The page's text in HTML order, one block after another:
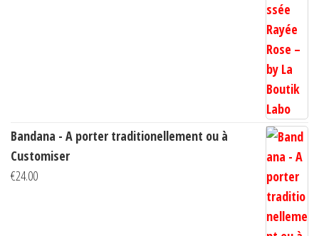
Bandana - A porter traditionellement ou à
Customiser
€24.00